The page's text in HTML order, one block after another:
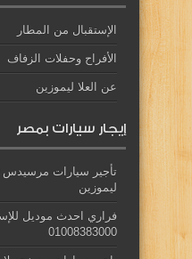
الإستقبال من المطار
الأفراح وحفلات الزفاف
عن العلا ليموزين
إيجار سيارات بمصر
ليموزين
فراري احدث موديل
01008383000